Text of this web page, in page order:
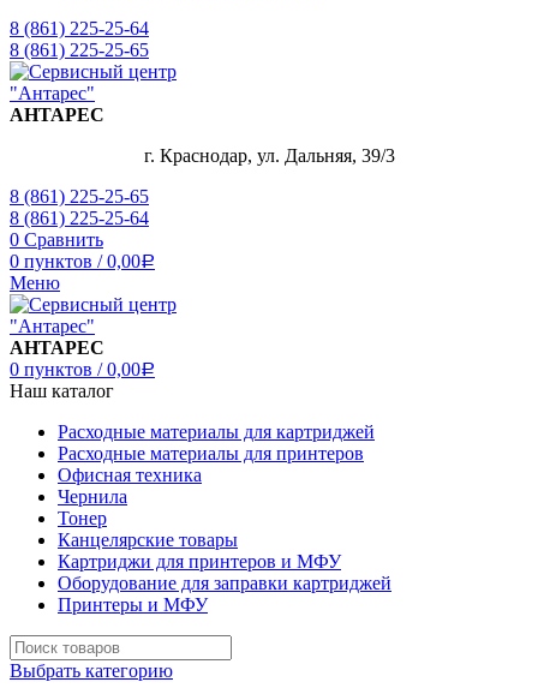
8 (861) 225-25-64
8 (861) 225-25-65
АНТАРЕС
г. Краснодар, ул. Дальняя, 39/3
8 (861) 225-25-65
8 (861) 225-25-64
0 Сравнить
0 пунктов / 0,00Р
Меню
АНТАРЕС
0 пунктов / 0,00Р
Наш каталог
Расходные материалы для картриджей
Расходные материалы для принтеров
Офисная техника
Чернила
Тонер
Канцелярские товары
Картриджи для принтеров и МФУ
Оборудование для заправки картриджей
Принтеры и МФУ
Выбрать категорию